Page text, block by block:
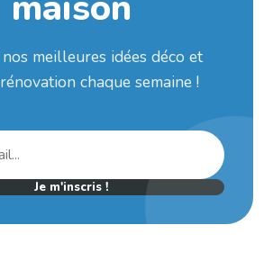
nos meilleures idées déco et
chaque semaine !
Je m'inscris !